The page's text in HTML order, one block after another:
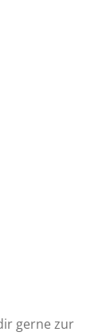
gerne zur